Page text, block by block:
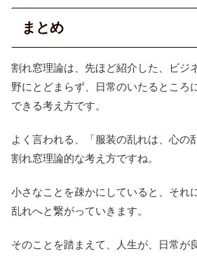
まとめ
割れ窓理論は、先ほど紹介した、ビジ
野にとどまらず、日常のいたるところ
できる考え方です。
よく言われる、「服装の乱れは、心の
割れ窓理論的な考え方ですね。
小さなことを疎かにしていると、それ
乱れへと繋がっていきます。
そのことを踏まえて、人生が、日常が